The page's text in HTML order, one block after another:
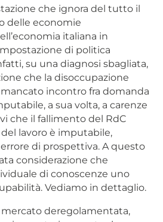
che ignora del tutto il
delle economie
italiana in
di politica
su una diagnosi sbagliata,
che la disoccupazione
incontro fra domanda
a sua volta, a carenze
che il fallimento del RdC
lavoro è imputabile,
errore di prospettiva. A questo
considerazione che
di conoscenze uno
Vediamo in dettaglio.
deregolamentata,